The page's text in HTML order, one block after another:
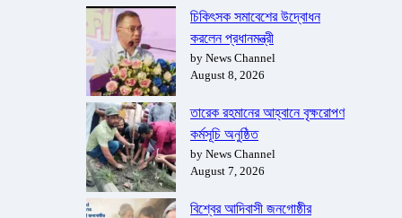
চিকিৎসক সমাবেশের উদ্বোধন
করলেন প্রধানমন্ত্রী
by News Channel
August 8, 2026
তারেক রহমানের আহ্বানে বৃক্ষরোপণ
কর্মসূচি অনুষ্ঠিত
by News Channel
August 7, 2026
বিশ্বের আদিবাসী জনগোষ্ঠীর